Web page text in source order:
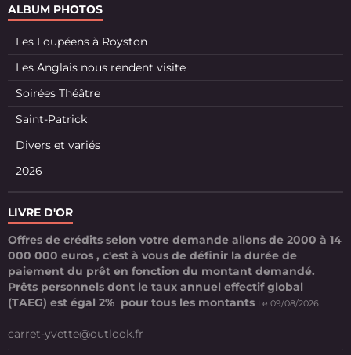
ALBUM PHOTOS
Les Loupéens à Royston
Les Anglais nous rendent visite
Soirées Théâtre
Saint-Patrick
Divers et variés
2026
LIVRE D'OR
Offres de crédits selon votre demande allons de 2000 à 14
000 000 euros , c'est à vous de définir la durée de
paiement du prêt en fonction du montant demandé.
Prêts personnels dont le taux annuel effectif global
(TAEG) est égal 2% pour tous les montants Le 09/08/2026
carret-yvette@outlook.fr